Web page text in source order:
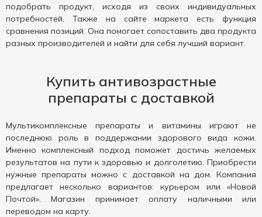
подобрать продукт, исходя из своих индивидуальных
потребностей. Также на сайте маркета есть функция
сравнения позиций. Она помогает сопоставить два продукта
разных производителей и найти для себя лучший вариант.
Купить антивозрастные
препараты с доставкой
Мультикомплексные препараты и витамины играют не
последнюю роль в поддержании здорового вида кожи.
Именно комплексный подход поможет достичь желаемых
результатов на пути к здоровью и долголетию. Приобрести
нужные препараты можно с доставкой на дом. Компания
предлагает несколько вариантов: курьером или «Новой
Почтой». Магазин принимает оплату наличными или
переводом на карту.